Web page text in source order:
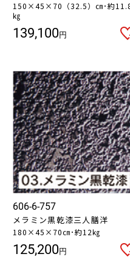
150×45×70（32.5）㎝･約
㎏
139,100円
606-6-757
メラミン黒乾漆三人膳洋
180×45×70㎝･約12㎏
125,200円